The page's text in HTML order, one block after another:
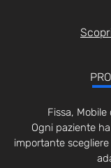
Fissa,
Ogni paziente
importante